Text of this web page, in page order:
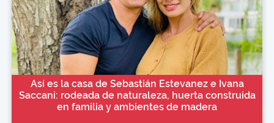
Así es la casa de Sebastián Estevanez e Ivana
Saccani: rodeada de naturaleza, huerta construida
en familia y ambientes de madera